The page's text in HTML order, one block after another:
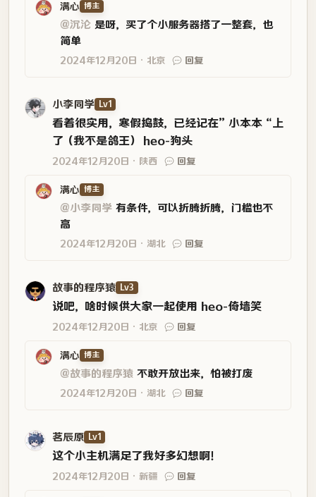
满心 博主
@沉沦 是呀，买了个小服务器搭了一整套，也
简单
2024年12月20日 北京 回复
小李同学 Lv1
看着很实用，寒假捣鼓，已经记在”小本本“上
了（我不是鸽王） heo-狗头
2024年12月20日 陕西 回复
满心 博主
@小李同学 有条件，可以折腾折腾，门槛也不
高
2024年12月20日 湖北 回复
故事的程序猿 Lv3
说吧，啥时候供大家一起使用 heo-倚墙笑
2024年12月20日 北京 回复
满心 博主
@故事的程序猿 不敢开放出来，怕被打废
2024年12月20日 湖北 回复
茗辰原 Lv1
这个小主机满足了我好多幻想啊！
2024年12月20日 新疆 回复